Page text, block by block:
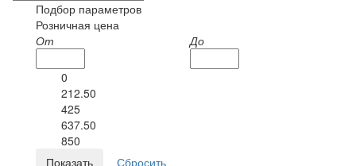
Подбор параметров
Розничная цена
От
До
0
212.50
425
637.50
850